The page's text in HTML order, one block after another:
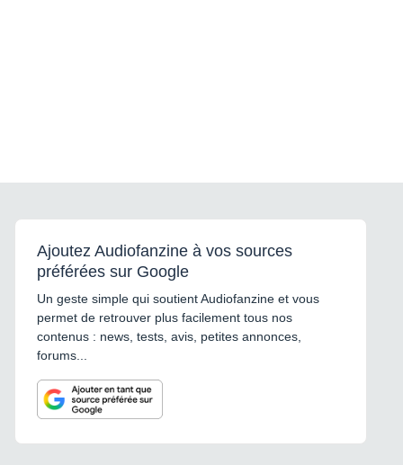
Ajoutez Audiofanzine à vos sources
préférées sur Google
Un geste simple qui soutient Audiofanzine et vous
permet de retrouver plus facilement tous nos
contenus : news, tests, avis, petites annonces,
forums...